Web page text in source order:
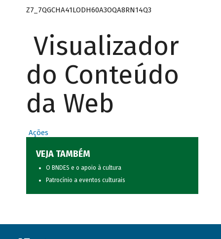
Z7_7QGCHA41LODH60A3OQA8RN14Q3
Visualizador
do Conteúdo
da Web
Ações
VEJA TAMBÉM
O BNDES e o apoio à cultura
Patrocínio a eventos culturais